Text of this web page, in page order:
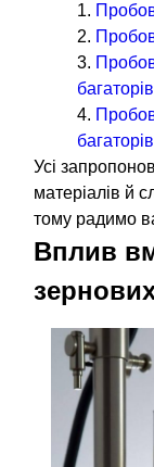
Усі
матеріалів й
тому радимо
Вплив